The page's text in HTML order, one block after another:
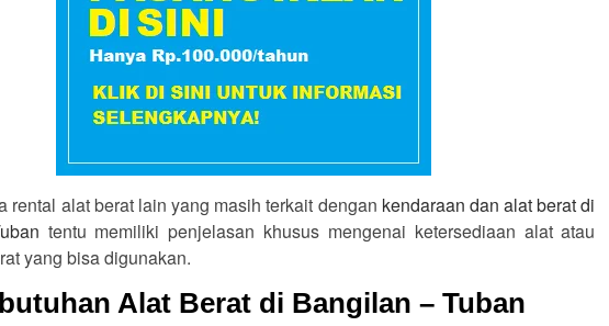
rental alat berat lain yang masih terkait dengan kendaraan dan alat berat di
tentu memiliki penjelasan khusus mengenai ketersediaan alat atau
yang bisa digunakan.
Alat Berat di Bangilan – Tuban